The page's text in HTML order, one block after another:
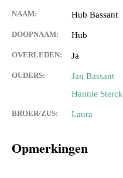
NAAM: Hub Bassant
DOOPNAAM: Hub
OVERLEDEN: Ja
OUDERS:
Jan Bassant
Hannie Sterck
BROER/ZUS: Laura
Opmerkingen